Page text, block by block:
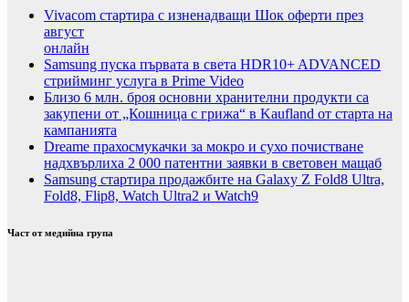
Vivacom стартира с изненадващи Шок оферти през
август
онлайн
Samsung пуска първата в света HDR10+ ADVANCED
стрийминг услуга в Prime Video
Близо 6 млн. броя основни хранителни продукти са
закупени от „Кошница с грижа“ в Kaufland от старта на
кампанията
Dreame прахосмукачки за мокро и сухо почистване
надхвърлиха 2 000 патентни заявки в световен мащаб
Samsung стартира продажбите на Galaxy Z Fold8 Ultra,
Fold8, Flip8, Watch Ultra2 и Watch9
Част от медийна група